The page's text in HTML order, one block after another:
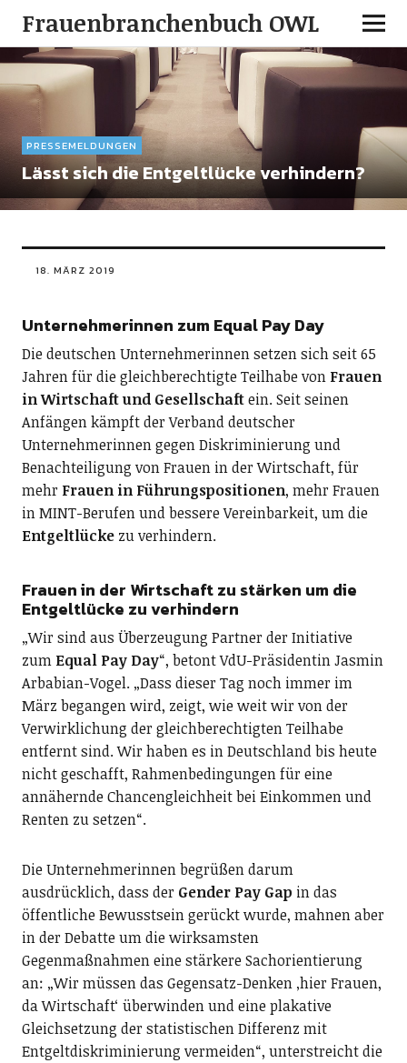
Frauenbranchenbuch OWL
PRESSEMELDUNGEN
Lässt sich die Entgeltlücke verhindern?
18. MÄRZ 2019
Unternehmerinnen zum Equal Pay Day
Die deutschen Unternehmerinnen setzen sich seit 65
Jahren für die gleichberechtigte Teilhabe von Frauen
in Wirtschaft und Gesellschaftein. Seit seinen
Anfängen kämpft der Verband deutscher
Unternehmerinnen gegen Diskriminierung und
Benachteiligung von Frauen in der Wirtschaft, für
mehr Frauen in Führungspositionen, mehr Frauen
in MINT-Berufen und bessere Vereinbarkeit, um die
Entgeltlückezu verhindern.
Frauen in der Wirtschaft zu stärken um die
Entgeltlücke zu verhindern
„Wir sind aus Überzeugung Partner der Initiative
zum Equal Pay Day“, betont VdU-Präsidentin Jasmin
Arbabian-Vogel. „Dass dieser Tag noch immer im
März begangen wird, zeigt, wie weit wir von der
Verwirklichung der gleichberechtigten Teilhabe
entfernt sind. Wir haben es in Deutschland bis heute
nicht geschafft, Rahmenbedingungen für eine
annähernde Chancengleichheit bei Einkommen und
Renten zu setzen“.
Die Unternehmerinnen begrüßen darum
ausdrücklich, dass der Gender Pay Gap in das
öffentliche Bewusstsein gerückt wurde, mahnen aber
in der Debatte um die wirksamsten
Gegenmaßnahmen eine stärkere Sachorientierung
an: „Wir müssen das Gegensatz-Denken ‚hier Frauen,
da Wirtschaft‘ überwinden und eine plakative
Gleichsetzung der statistischen Differenz mit
Entgeltdiskriminierung vermeiden“, unterstreicht die